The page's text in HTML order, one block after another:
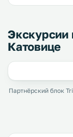
Экскурсии
Катовице
Партнёрский блок